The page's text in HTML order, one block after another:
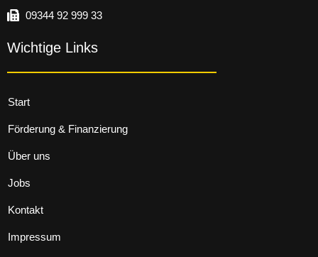
09344 92 999 33
Wichtige Links
Start
Förderung & Finanzierung
Über uns
Jobs
Kontakt
Impressum